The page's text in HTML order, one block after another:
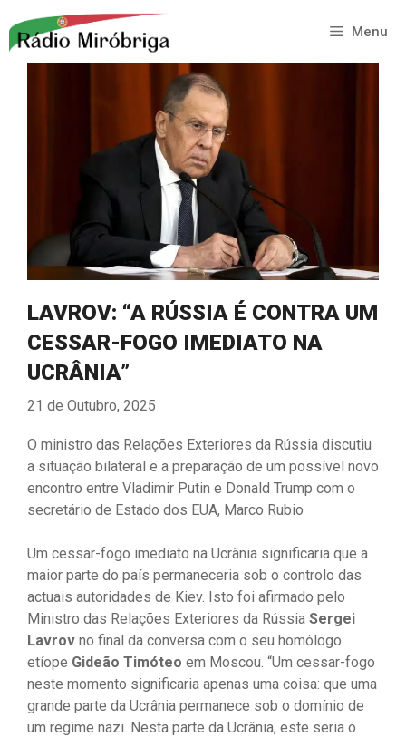
para
Menu
LAVROV: “A RÚSSIA É CONTRA UM
CESSAR-FOGO IMEDIATO NA
UCRÂNIA”
21 de Outubro, 2025
O ministro das Relações Exteriores da Rússia discutiu
a situação bilateral e a preparação de um possível novo
encontro entre Vladimir Putin e Donald Trump com o
secretário de Estado dos EUA, Marco Rubio
Um cessar-fogo imediato na Ucrânia significaria que a
maior parte do país permaneceria sob o controlo das
actuais autoridades de Kiev. Isto foi afirmado pelo
Ministro das Relações Exteriores da Rússia Sergei
Lavrov no final da conversa com o seu homólogo
etíope Gideão Timóteo em Moscou. “Um cessar-fogo
neste momento significaria apenas uma coisa: que uma
grande parte da Ucrânia permanece sob o domínio de
um regime nazi. Nesta parte da Ucrânia, este seria o